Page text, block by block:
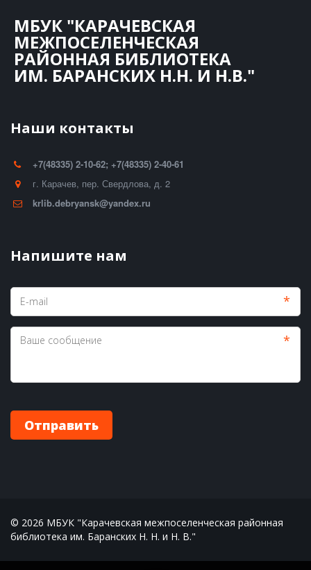
МБУК "КАРАЧЕВСКАЯ
МЕЖПОСЕЛЕНЧЕСКАЯ
РАЙОННАЯ БИБЛИОТЕКА
ИМ. БАРАНСКИХ Н.Н. И Н.В."
Наши контакты
+7(48335) 2-10-62; +7(48335) 2-40-61
г. Карачев, пер. Свердлова, д. 2
krlib.debryansk@yandex.ru
Напишите нам
*
*
Отправить
© 2026 МБУК "Карачевская межпоселенческая районная
библиотека им. Баранских Н. Н. и Н. В."